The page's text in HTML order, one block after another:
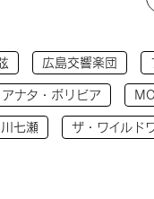
広島交響楽団
アナタ・ボリビア
七瀬 ザ・ワイルド